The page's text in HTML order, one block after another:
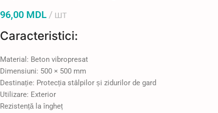
96,00 MDL шт
Caracteristici:
Material: Beton vibropresat
Dimensiuni: 500 × 500 mm
Destinație: Protecția stâlpilor și zidurilor de gard
Utilizare: Exterior
Rezistență la îngheț